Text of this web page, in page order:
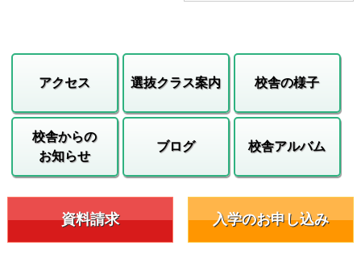
アクセス 選抜クラス案内 校舎の様子
校舎からの
お知らせ
ブログ 校舎アルバム
資料請求 入学のお申し込み